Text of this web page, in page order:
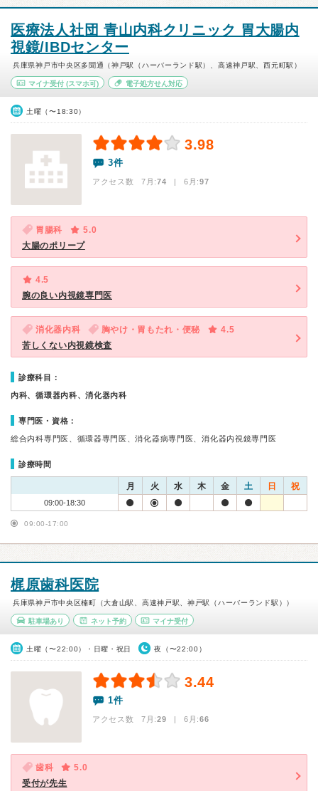
医療法人社団 青山内科クリニック 胃大腸内
視鏡/IBDセンター
兵庫県神戸市中央区多聞通（神戸駅（ハーバーランド駅）、高速神戸駅、西元町駅）
マイナ受付 (スマホ可) 電子処方せん対応
土曜（〜18:30）
3.98
3件
アクセス数 7月:74 | 6月:97
胃腸科
5.0
大腸のポリープ
4.5
腕の良い内視鏡専門医
消化器内科 胸やけ・胃もたれ・便秘
4.5
苦しくない内視鏡検査
診療科目：
内科、循環器内科、消化器内科
専門医・資格：
総合内科専門医、循環器専門医、消化器病専門医、消化器内視鏡専門医
診療時間
月 火 水 木 金 土 日 祝
09:00-18:30
09:00-17:00
梶原歯科医院
兵庫県神戸市中央区楠町（大倉山駅、高速神戸駅、神戸駅（ハーバーランド駅））
駐車場あり ネット予約 マイナ受付
土曜（〜22:00）・日曜・祝日 夜（〜22:00）
3.44
1件
アクセス数 7月:29 | 6月:66
歯科
5.0
受付が先生